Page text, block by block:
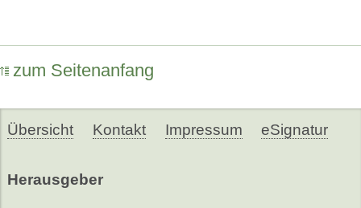
zum Seitenanfang
Übersicht Kontakt Impressum eSignatur
Herausgeber